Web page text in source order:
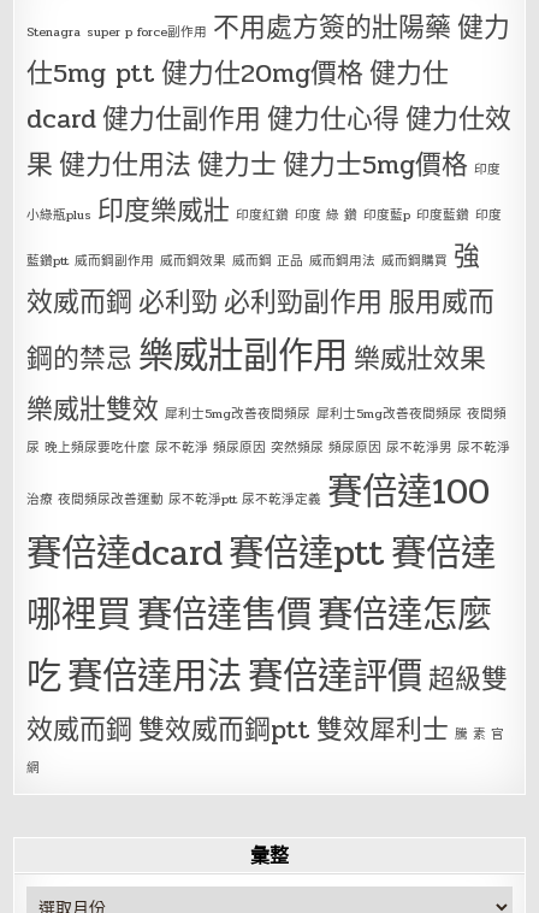
Stenagra super p force副作用 不用處方簽的壯陽藥健力
仕5mg ptt健力仕20mg價格健力仕
dcard健力仕副作用 健力仕心得健力仕效
果健力仕用法健力士健力士5mg價格 印度
小綠瓶plus 印度樂威壯 印度紅鑽 印度 綠 鑽 印度藍p 印度藍鑽 印度
藍鑽ptt 威而鋼副作用 威而鋼效果 威而鋼 正品 威而鋼用法 威而鋼購買 強
效威而鋼 必利勁 必利勁副作用 服用威而
鋼的禁忌 樂威壯副作用 樂威壯效果
樂威壯雙效 犀利士5mg改善夜間頻尿 犀利士5mg改善夜間頻尿 夜間頻
尿 晚上頻尿要吃什麼 尿不乾淨 頻尿原因 突然頻尿 頻尿原因 尿不乾淨男 尿不乾淨
治療 夜間頻尿改善運動 尿不乾淨ptt 尿不乾淨定義 賽倍達100
賽倍達dcard賽倍達ptt賽倍達
哪裡買賽倍達售價賽倍達怎麼
吃賽倍達用法賽倍達評價超級雙
效威而鋼 雙效威而鋼ptt 雙效犀利士 騰 素 官
網
彙整
彙